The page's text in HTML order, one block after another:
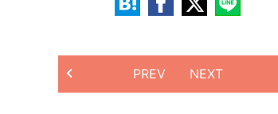
PREV NEXT